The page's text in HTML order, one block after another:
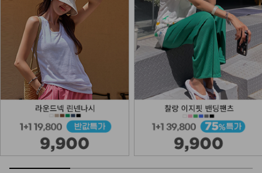
NKA53-A-2/라킷 레이어링 팔찌_DY
12,900
DM23-AC-10/클립 체인 팔찌
12,900
NKA53-N-13/스트롱 스틱 목걸이
_HR
9,900